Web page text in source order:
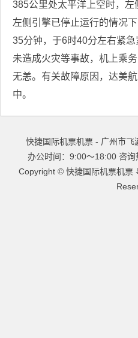
385公里处太平洋上空时，
左侧引擎已停止运行的情况
35分钟，于6时40分左右紧
未造成火灾等事故，机上乘
无恙。有关故障原因，达美
中。
快捷国际机票机票 - 广州市
办公时间：9:00～18:00 咨
Copyright © 快捷国际机票机票